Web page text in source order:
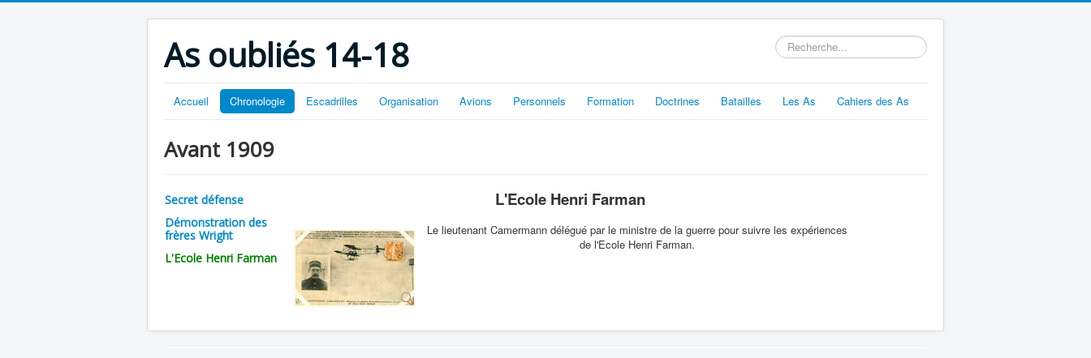
As oubliés 14-18 Rechercher
Accueil Chronologie Escadrilles Organisation Avions Personnels Formation Doctrines Batailles Les As Cahiers des As
Avant 1909
Secret défense
Démonstration des
frères Wright
L'Ecole Henri Farman
L'Ecole Henri Farman
Le lieutenant Camermann délégué par le ministre de la guerre pour suivre les expériences
de l'Ecole Henri Farman.